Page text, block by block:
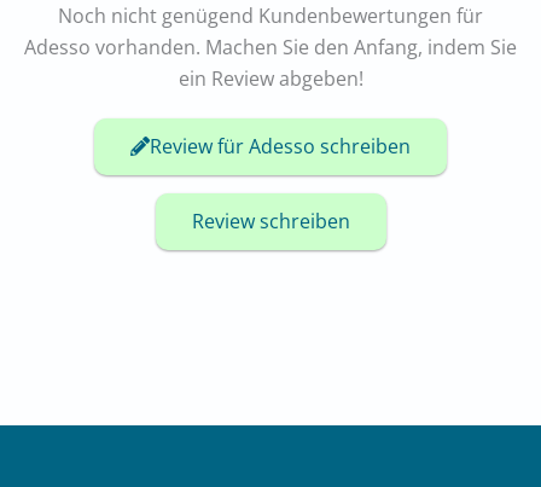
Noch nicht genügend Kundenbewertungen für
Adesso vorhanden. Machen Sie den Anfang, indem Sie
ein Review abgeben!
Review für Adesso schreiben
Review schreiben